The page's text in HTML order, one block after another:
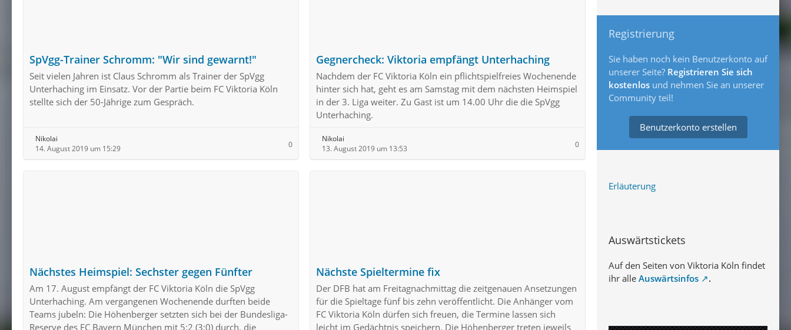
SpVgg-Trainer Schromm: "Wir sind gewarnt!"
Seit vielen Jahren ist Claus Schromm als Trainer der SpVgg
Unterhaching im Einsatz. Vor der Partie beim FC Viktoria Köln
stellte sich der 50-Jährige zum Gespräch.
Nikolai
14. August 2019 um 15:29
0
Gegnercheck: Viktoria empfängt Unterhaching
Nachdem der FC Viktoria Köln ein pflichtspielfreies Wochenende
hinter sich hat, geht es am Samstag mit dem nächsten Heimspiel
in der 3. Liga weiter. Zu Gast ist um 14.00 Uhr die die SpVgg
Unterhaching.
Nikolai
13. August 2019 um 13:53
0
Nächstes Heimspiel: Sechster gegen Fünfter
Am 17. August empfängt der FC Viktoria Köln die SpVgg
Unterhaching. Am vergangenen Wochenende durften beide
Teams jubeln: Die Höhenberger setzten sich bei der Bundesliga-
Reserve des FC Bayern München mit 5:2 (3:0) durch, die
Nächste Spieltermine fix
Der DFB hat am Freitagnachmittag die zeitgenauen Ansetzungen
für die Spieltage fünf bis zehn veröffentlicht. Die Anhänger vom
FC Viktoria Köln dürfen sich freuen, die Termine lassen sich
leicht im Gedächtnis speichern. Die Höhenberger treten jeweils
Registrierung
Sie haben noch kein Benutzerkonto auf
unserer Seite? Registrieren Sie sich
kostenlos und nehmen Sie an unserer
Community teil!
Benutzerkonto erstellen
Erläuterung
Auswärtstickets
Auf den Seiten von Viktoria Köln findet
ihr alle Auswärtsinfos .